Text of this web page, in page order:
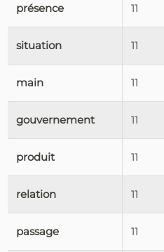
présence 11
situation 11
main 11
gouvernement 11
produit 11
relation 11
passage 11